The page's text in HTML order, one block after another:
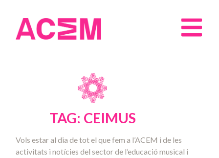
TAG: CEIMUS
Vols estar al dia de tot el que fem a l’ACEM i de les
activitats i notícies del sector de l’educació musical i